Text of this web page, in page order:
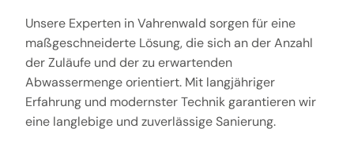
Unsere Experten in Vahrenwald sorgen für eine
maßgeschneiderte Lösung, die sich an der Anzahl
der Zuläufe und der zu erwartenden
Abwassermenge orientiert. Mit langjähriger
Erfahrung und modernster Technik garantieren wir
eine langlebige und zuverlässige Sanierung.